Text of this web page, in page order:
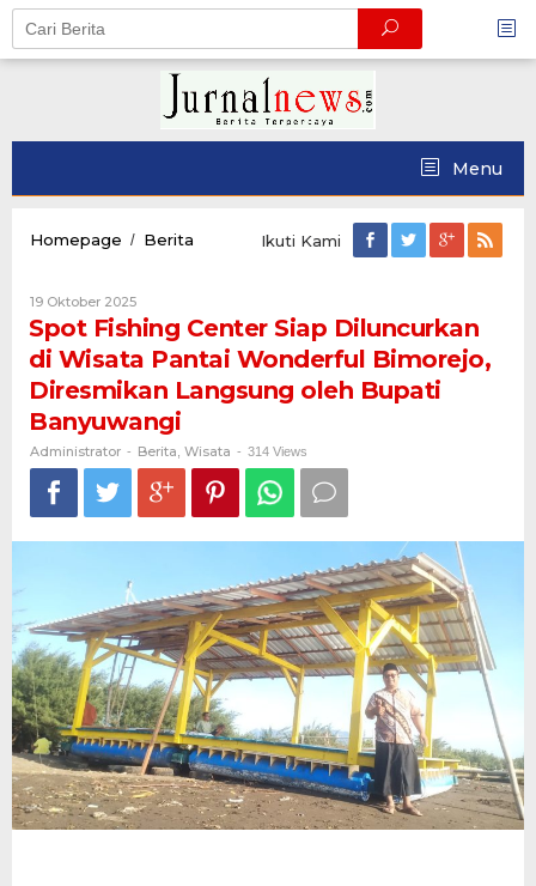
Skip
content
Menu
Homepage / Berita
Diluncurkan
Wisata
Pantai
Diresmikan
Langsung
oleh
Bupati
Banyuwangi
Ikuti Kami
19 Oktober 2025Oleh
Administrator
Spot Fishing Center Siap Diluncurkan
di Wisata Pantai Wonderful Bimorejo,
Diresmikan Langsung oleh Bupati
Banyuwangi
Administrator - Berita, Wisata - 314 Views